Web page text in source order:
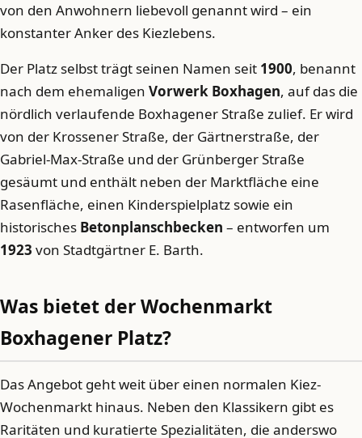
von den Anwohnern liebevoll genannt wird – ein
konstanter Anker des Kiezlebens.
Der Platz selbst trägt seinen Namen seit 1900, benannt
nach dem ehemaligen Vorwerk Boxhagen, auf das die
nördlich verlaufende Boxhagener Straße zulief. Er wird
von der Krossener Straße, der Gärtnerstraße, der
Gabriel-Max-Straße und der Grünberger Straße
gesäumt und enthält neben der Marktfläche eine
Rasenfläche, einen Kinderspielplatz sowie ein
historisches Betonplanschbecken – entworfen um
1923 von Stadtgärtner E. Barth.
Was bietet der Wochenmarkt
Boxhagener Platz?
Das Angebot geht weit über einen normalen Kiez-
Wochenmarkt hinaus. Neben den Klassikern gibt es
Raritäten und kuratierte Spezialitäten, die anderswo